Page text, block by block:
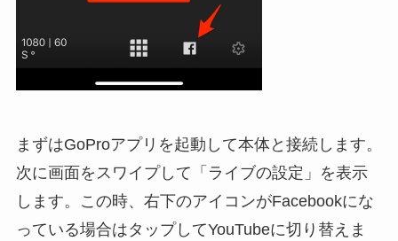
まずはGoProアプリを起動して本体と接続します。
次に画面をスワイプして「ライブの設定」を表示
します。この時、右下のアイコンがFacebookにな
っている場合はタップしてYouTubeに切り替えま